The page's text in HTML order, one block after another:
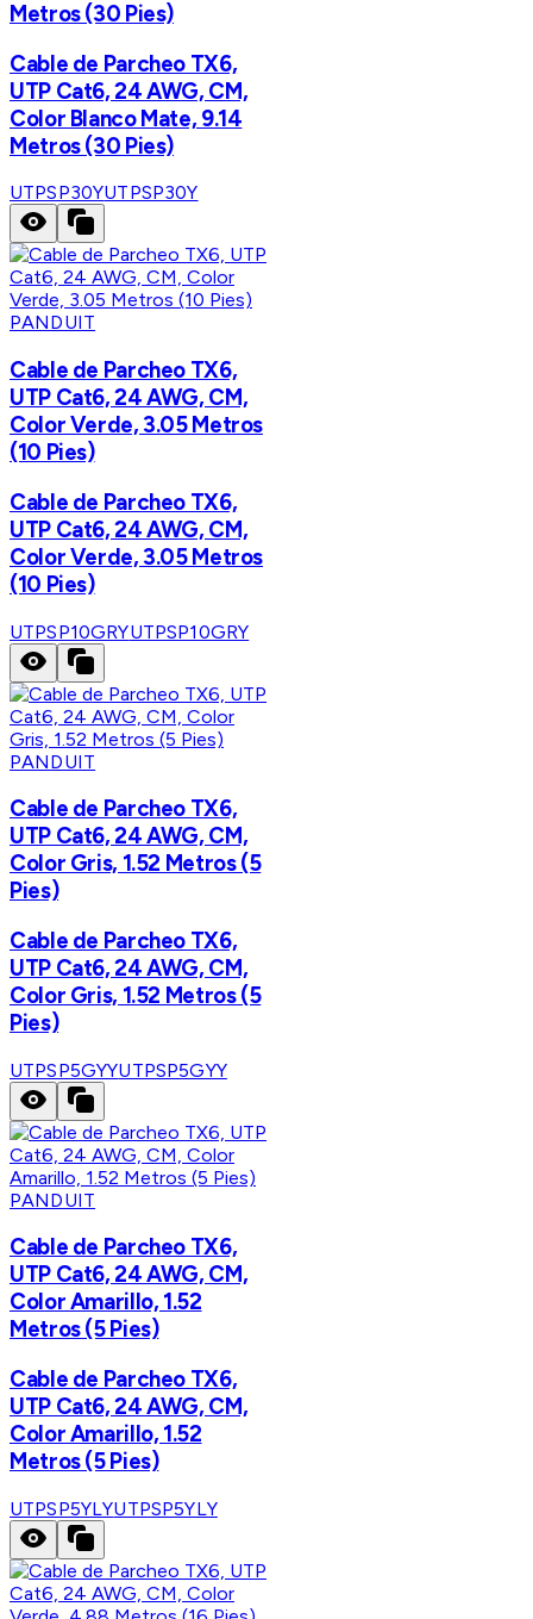
Metros (30 Pies)
Cable de Parcheo TX6,
UTP Cat6, 24 AWG, CM,
Color Blanco Mate, 9.14
Metros (30 Pies)
UTPSP30YUTPSP30Y
PANDUIT
Cable de Parcheo TX6,
UTP Cat6, 24 AWG, CM,
Color Verde, 3.05 Metros
(10 Pies)
Cable de Parcheo TX6,
UTP Cat6, 24 AWG, CM,
Color Verde, 3.05 Metros
(10 Pies)
UTPSP10GRYUTPSP10GRY
PANDUIT
Cable de Parcheo TX6,
UTP Cat6, 24 AWG, CM,
Color Gris, 1.52 Metros (5
Pies)
Cable de Parcheo TX6,
UTP Cat6, 24 AWG, CM,
Color Gris, 1.52 Metros (5
Pies)
UTPSP5GYYUTPSP5GYY
PANDUIT
Cable de Parcheo TX6,
UTP Cat6, 24 AWG, CM,
Color Amarillo, 1.52
Metros (5 Pies)
Cable de Parcheo TX6,
UTP Cat6, 24 AWG, CM,
Color Amarillo, 1.52
Metros (5 Pies)
UTPSP5YLYUTPSP5YLY